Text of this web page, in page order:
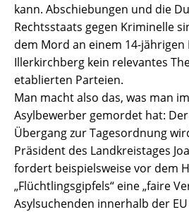
kann. Abschiebungen und die
Rechtsstaats gegen Kriminelle
dem Mord an einem 14-jährigen
Illerkirchberg kein relevantes
etablierten Parteien.
Man macht also das, was man
Asylbewerber gemordet hat:
Übergang zur Tagesordnung
Präsident des Landkreistages
fordert beispielsweise vor dem
„Flüchtlingsgipfels“ eine „faire
Asylsuchenden innerhalb der